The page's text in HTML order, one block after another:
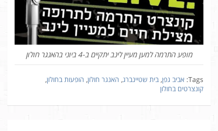
מופע התרמה למען מעיין לינב יתקיים ב-4 ביוני בהאנגר חולון
Tags: אביב גפן, בית שטיינברג, האנגר חולון, הופעות בחולון,
קונצרטים בחולון
ניווט